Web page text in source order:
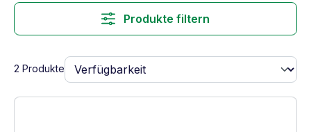
Produkte filtern
2 Produkte